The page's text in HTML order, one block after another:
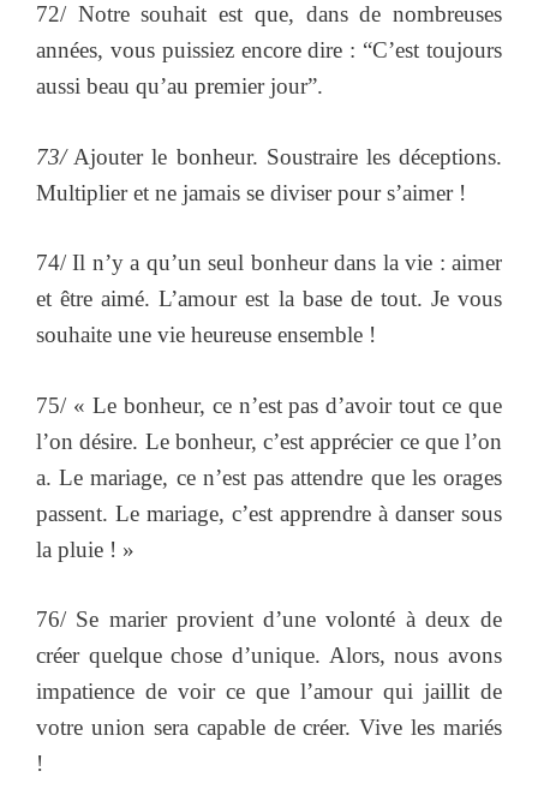
72/ Notre souhait est que, dans de nombreuses
années, vous puissiez encore dire : “C’est toujours
aussi beau qu’au premier jour”.
73/Ajouter le bonheur. Soustraire les déceptions.
Multiplier et ne jamais se diviser pour s’aimer !
74/ Il n’y a qu’un seul bonheur dans la vie : aimer
et être aimé. L’amour est la base de tout. Je vous
souhaite une vie heureuse ensemble !
75/ « Le bonheur, ce n’est pas d’avoir tout ce que
l’on désire. Le bonheur, c’est apprécier ce que l’on
a. Le mariage, ce n’est pas attendre que les orages
passent. Le mariage, c’est apprendre à danser sous
la pluie ! »
76/ Se marier provient d’une volonté à deux de
créer quelque chose d’unique. Alors, nous avons
impatience de voir ce que l’amour qui jaillit de
votre union sera capable de créer. Vive les mariés
!